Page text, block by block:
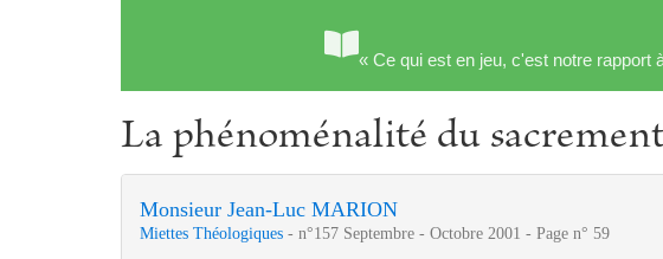
« Ce qui est en jeu, c'est notre rapport
La phénoménalité du
Monsieur Jean-Luc MARION
Miettes Théologiques - n°157 Septembre - Octobre 2001 - Page n° 59